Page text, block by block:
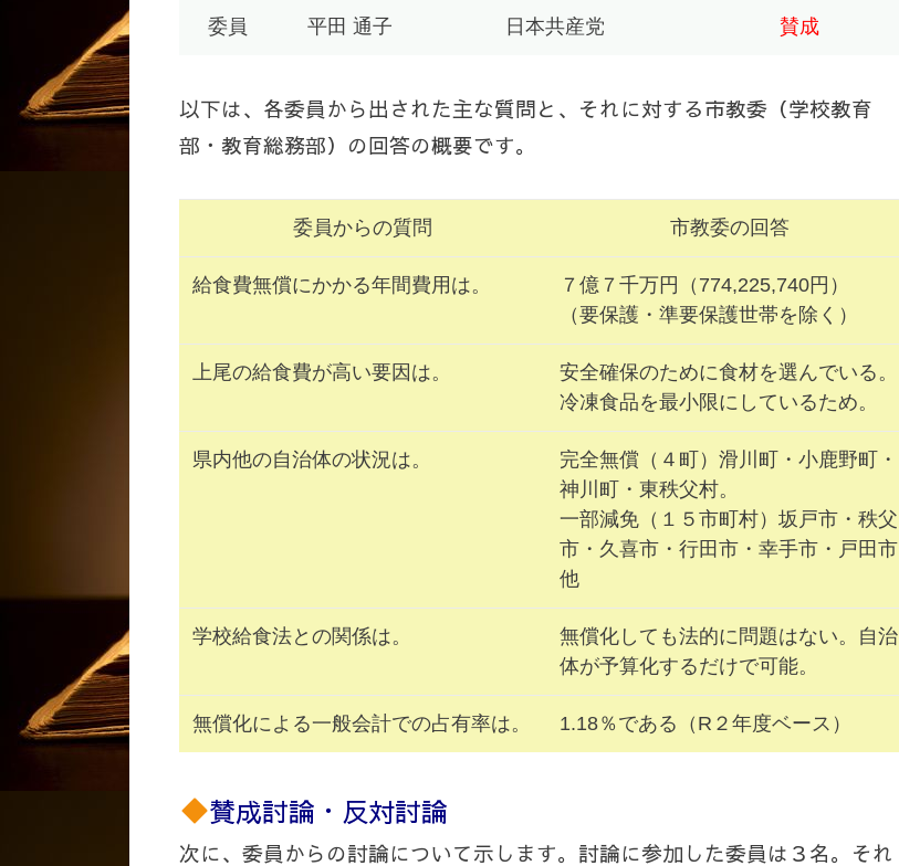
委員 平田 通子 日本共産党 賛成
以下は、各委員から出された主な質問と、それに対する市教委（学校教育
部・教育総務部）の回答の概要です。
委員からの質問 市教委の回答
給食費無償にかかる年間費用は。
７億７千万円（774,225,740円）
（要保護・準要保護世帯を除く）
上尾の給食費が高い要因は。
安全確保のために食材を選んでいる。
冷凍食品を最小限にしているため。
県内他の自治体の状況は。
完全無償（４町）滑川町・小鹿野町・
神川町・東秩父村。
一部減免（１５市町村）坂戸市・秩父
市・久喜市・行田市・幸手市・戸田市
他
学校給食法との関係は。
無償化しても法的に問題はない。自治
体が予算化するだけで可能。
無償化による一般会計での占有率は。 1.18％である（R２年度ベース）
賛成討論・反対討論
次に、委員からの討論について示します。討論に参加した委員は３名。それ